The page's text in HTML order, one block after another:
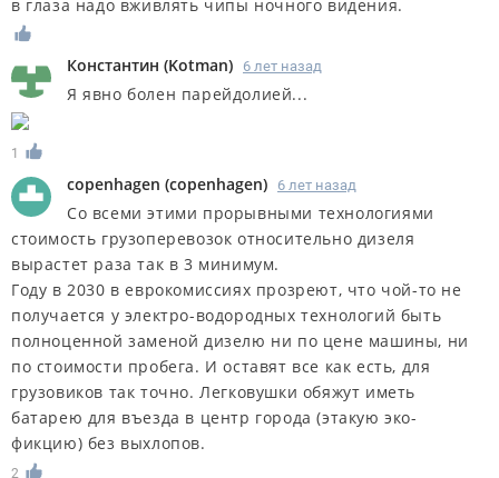
в глаза надо вживлять чипы ночного видения.
Константин (Kotman) 6 лет назад
Я явно болен парейдолией...
1
copenhagen (copenhagen) 6 лет назад
Со всеми этими прорывными технологиями
стоимость грузоперевозок относительно дизеля
вырастет раза так в 3 минимум.
Году в 2030 в еврокомиссиях прозреют, что чой-то не
получается у электро-водородных технологий быть
полноценной заменой дизелю ни по цене машины, ни
по стоимости пробега. И оставят все как есть, для
грузовиков так точно. Легковушки обяжут иметь
батарею для въезда в центр города (этакую эко-
фикцию) без выхлопов.
2